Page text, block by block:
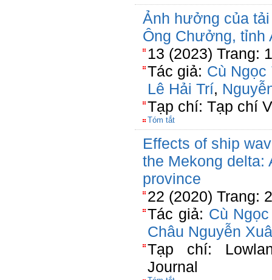
Ảnh hưởng của
Ông Chưởng, tỉnh
13 (2023) Trang:
Tác giả: Cù Ngọc
Lê Hải Trí,
Tạp chí: Tạp chí
Tóm tắt
Effects of ship
the Mekong delta:
province
22 (2020) Trang:
Tác giả: Cù
Châu Nguyễn
Tạp chí:
Journal